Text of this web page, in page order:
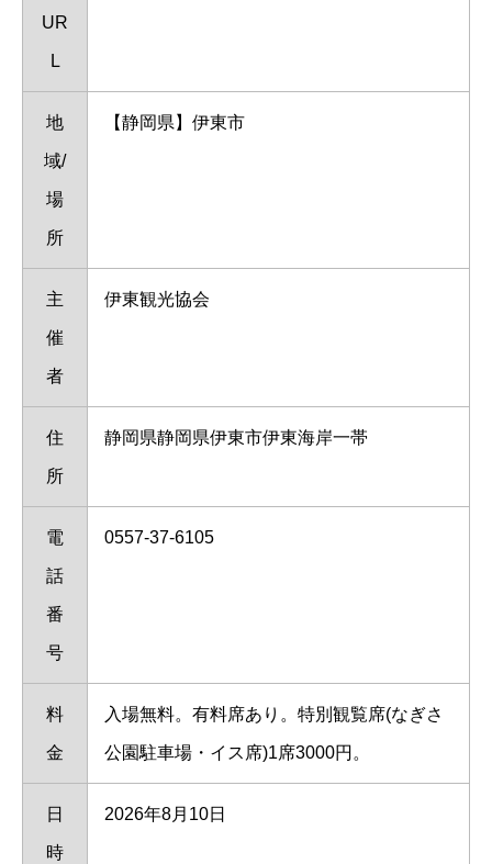
UR
L
地
域/
場
所
【静岡県】伊東市
主
催
者
伊東観光協会
住
所
静岡県静岡県伊東市伊東海岸一帯
電
話
番
号
0557-37-6105
料
金
入場無料。有料席あり。特別観覧席(なぎさ
公園駐車場・イス席)1席3000円。
日
時
2026年8月10日